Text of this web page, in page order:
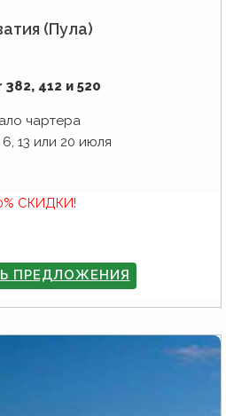
(Пула)
412 и 520
чартера
13 или 20 июля
СКИДКИ!
ПРЕДЛОЖЕНИЯ